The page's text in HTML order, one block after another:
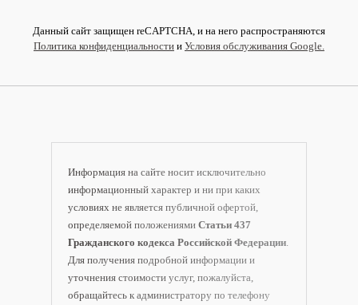
Данный сайт защищен reCAPTCHA, и на него распространяются
Политика конфиденциальности и Условия обслуживания Google.
Информация на сайте носит исключительно
информационный характер и ни при каких
условиях не является публичной офертой,
определяемой положениями Статьи 437
Гражданского кодекса Российской Федерации.
Для получения подробной информации и
уточнения стоимости услуг, пожалуйста,
обращайтесь к администратору по телефону